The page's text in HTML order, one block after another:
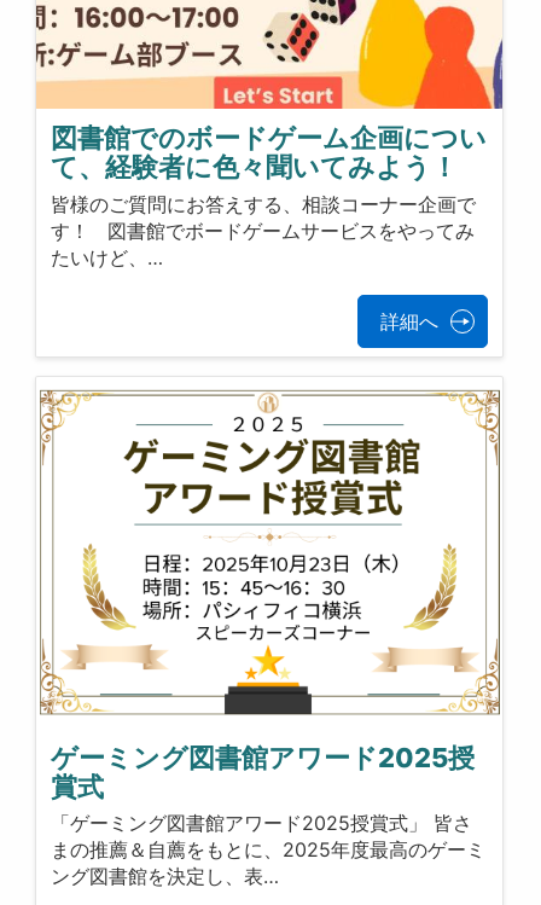
図書館でのボードゲーム企画につい
て、経験者に色々聞いてみよう！
皆様のご質問にお答えする、相談コーナー企画で
す！ 図書館でボードゲームサービスをやってみ
たいけど、…
詳細へ
ゲーミング図書館アワード2025授
賞式
「ゲーミング図書館アワード2025授賞式」 皆さ
まの推薦＆自薦をもとに、2025年度最高のゲーミ
ング図書館を決定し、表…